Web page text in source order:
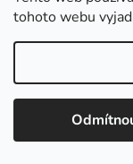
tohoto webu